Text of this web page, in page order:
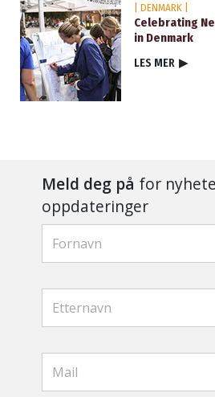
| DENMARK |
Celebrating
in Denmark
LES MER ▶
Meld deg på for
oppdateringer